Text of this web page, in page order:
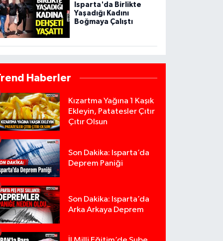
Isparta'da Birlikte
Yaşadığı Kadını
Boğmaya Çalıştı
Haberler
Kızartma Yağına 1 Kaşık
Ekleyin, Patatesler Çıtır
Çıtır Olsun
Son Dakika: Isparta’da
Deprem Paniği
Son Dakika: Isparta’da
Arka Arkaya Deprem